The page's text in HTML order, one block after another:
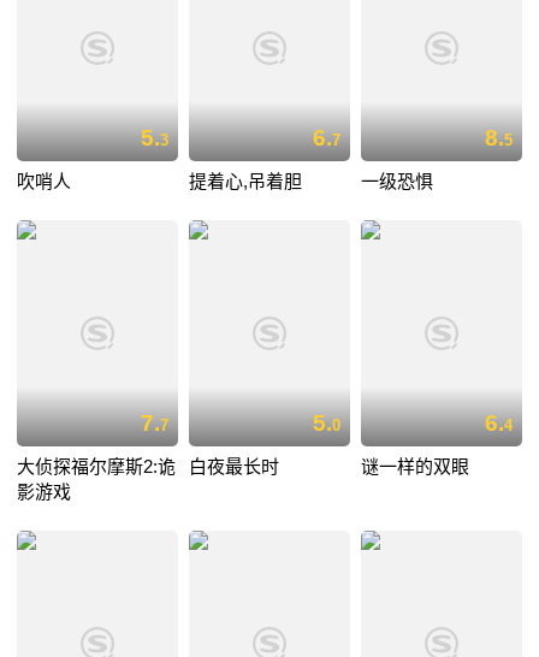
5.3
吹哨人
6.7
提着心,吊着胆
8.5
一级恐惧
7.7
大侦探福尔摩斯2:诡
影游戏
5.0
白夜最长时
6.4
谜一样的双眼